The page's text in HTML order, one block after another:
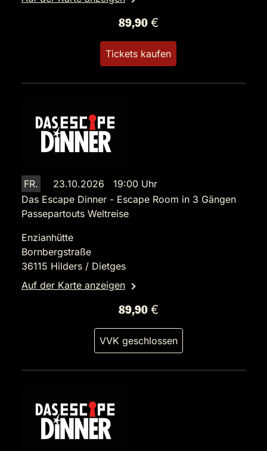
89,90 €
Tickets kaufen
FR.
23.10.2026 19:00 Uhr
Das Escape Dinner - Escape Room in 3 Gängen
Passepartouts Weltreise
Enzianhütte
Bornbergstraße
36115 Hilders / Dietges
Auf der Karte anzeigen
89,90 €
VVK geschlossen